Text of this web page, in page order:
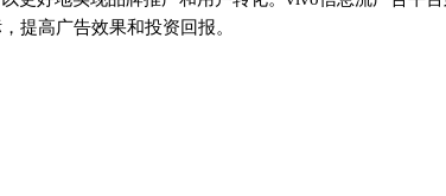
提高广告效果和投资回报。